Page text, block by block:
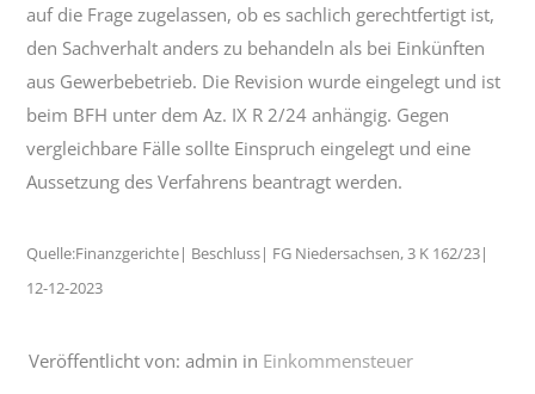
auf die Frage zugelassen, ob es sachlich gerechtfertigt ist,
den Sachverhalt anders zu behandeln als bei Einkünften
aus Gewerbebetrieb. Die Revision wurde eingelegt und ist
beim BFH unter dem Az. IX R 2/24 anhängig. Gegen
vergleichbare Fälle sollte Einspruch eingelegt und eine
Aussetzung des Verfahrens beantragt werden.
Quelle:Finanzgerichte| Beschluss| FG Niedersachsen, 3 K 162/23|
12-12-2023
Veröffentlicht von: admin in Einkommensteuer